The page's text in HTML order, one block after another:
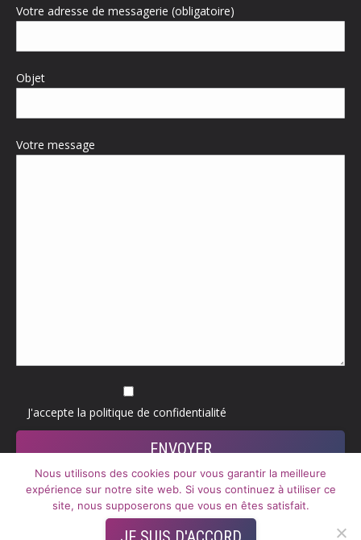
Votre adresse de messagerie (obligatoire)
Objet
Votre message
J'accepte la politique de confidentialité
Activ’ Consulting
Nous utilisons des cookies pour vous garantir la meilleure
expérience sur notre site web. Si vous continuez à utiliser ce
site, nous supposerons que vous en êtes satisfait.